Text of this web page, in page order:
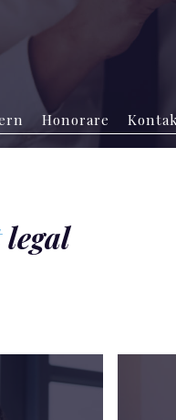
Honorare
legal